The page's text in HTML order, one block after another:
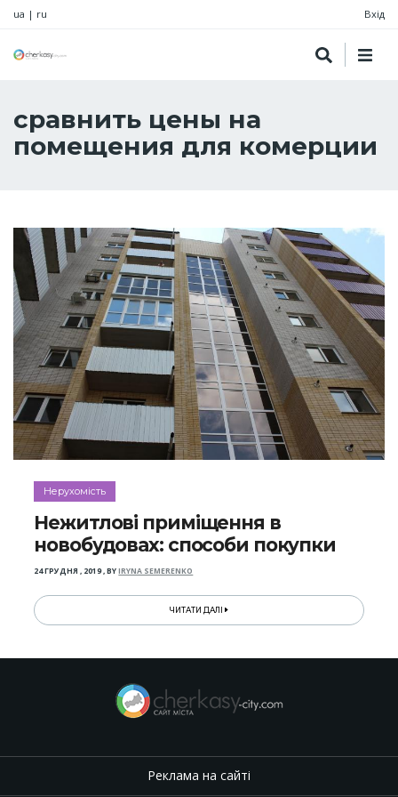
ua | ru Вхід
сравнить цены на
помещения для комерции
Нерухомість
Нежитлові приміщення в
новобудовах: способи покупки
24 ГРУДНЯ , 2019,BYIRYNA SEMERENKO
ЧИТАТИ ДАЛІ
Реклама на сайті